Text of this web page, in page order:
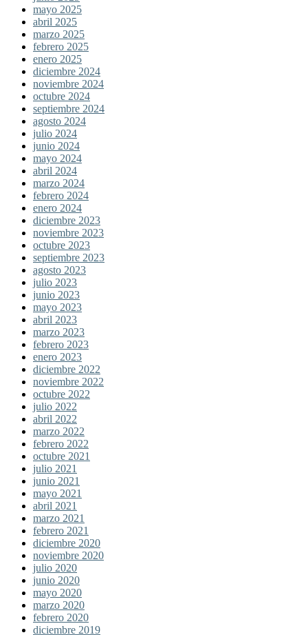
mayo 2025
abril 2025
marzo 2025
febrero 2025
enero 2025
diciembre 2024
noviembre 2024
octubre 2024
septiembre 2024
agosto 2024
julio 2024
junio 2024
mayo 2024
abril 2024
marzo 2024
febrero 2024
enero 2024
diciembre 2023
noviembre 2023
octubre 2023
septiembre 2023
agosto 2023
julio 2023
junio 2023
mayo 2023
abril 2023
marzo 2023
febrero 2023
enero 2023
diciembre 2022
noviembre 2022
octubre 2022
julio 2022
abril 2022
marzo 2022
febrero 2022
octubre 2021
julio 2021
junio 2021
mayo 2021
abril 2021
marzo 2021
febrero 2021
diciembre 2020
noviembre 2020
julio 2020
junio 2020
mayo 2020
marzo 2020
febrero 2020
diciembre 2019